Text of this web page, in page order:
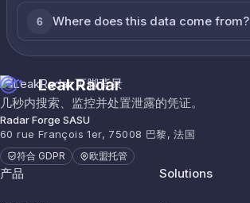
6 Where does this data come from?
LeakRadar
几秒内搜索、监控并处置泄露的凭证。
Radar Forge SASU
60 rue François 1er, 75008 巴黎, 法国
符合 GDPR 欧盟托管
产品 Solutions